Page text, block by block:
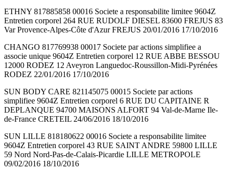
ETHNY 817885858 00016 Societe a responsabilite limitee 9604Z
Entretien corporel 264 RUE RUDOLF DIESEL 83600 FREJUS 83
Var Provence-Alpes-Côte d'Azur FREJUS 20/01/2016 17/10/2016
CHANGO 817769938 00017 Societe par actions simplifiee a
associe unique 9604Z Entretien corporel 12 RUE ABBE BESSOU
12000 RODEZ 12 Aveyron Languedoc-Roussillon-Midi-Pyrénées
RODEZ 22/01/2016 17/10/2016
SUN BODY CARE 821145075 00015 Societe par actions
simplifiee 9604Z Entretien corporel 6 RUE DU CAPITAINE R
DEPLANQUE 94700 MAISONS ALFORT 94 Val-de-Marne Ile-
de-France CRETEIL 24/06/2016 18/10/2016
SUN LILLE 818180622 00016 Societe a responsabilite limitee
9604Z Entretien corporel 43 RUE SAINT ANDRE 59800 LILLE
59 Nord Nord-Pas-de-Calais-Picardie LILLE METROPOLE
09/02/2016 18/10/2016